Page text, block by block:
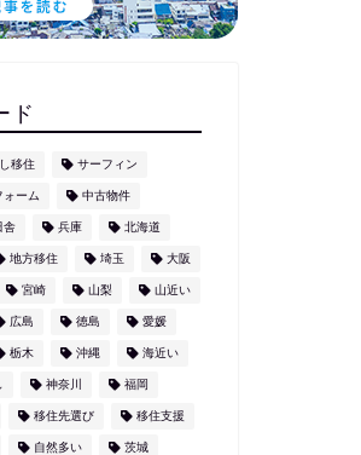
ド
移住 サーフィン
ォーム 中古物件
舎 兵庫 北海道
地方移住 埼玉 大阪
宮崎 山梨 山近い
広島 徳島 愛媛
栃木 沖縄 海近い
神奈川 福岡
移住先選び 移住支援
自然多い 茨城